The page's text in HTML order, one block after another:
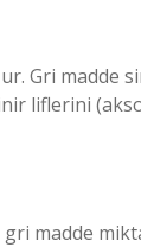
Gri madde
liflerini
madde